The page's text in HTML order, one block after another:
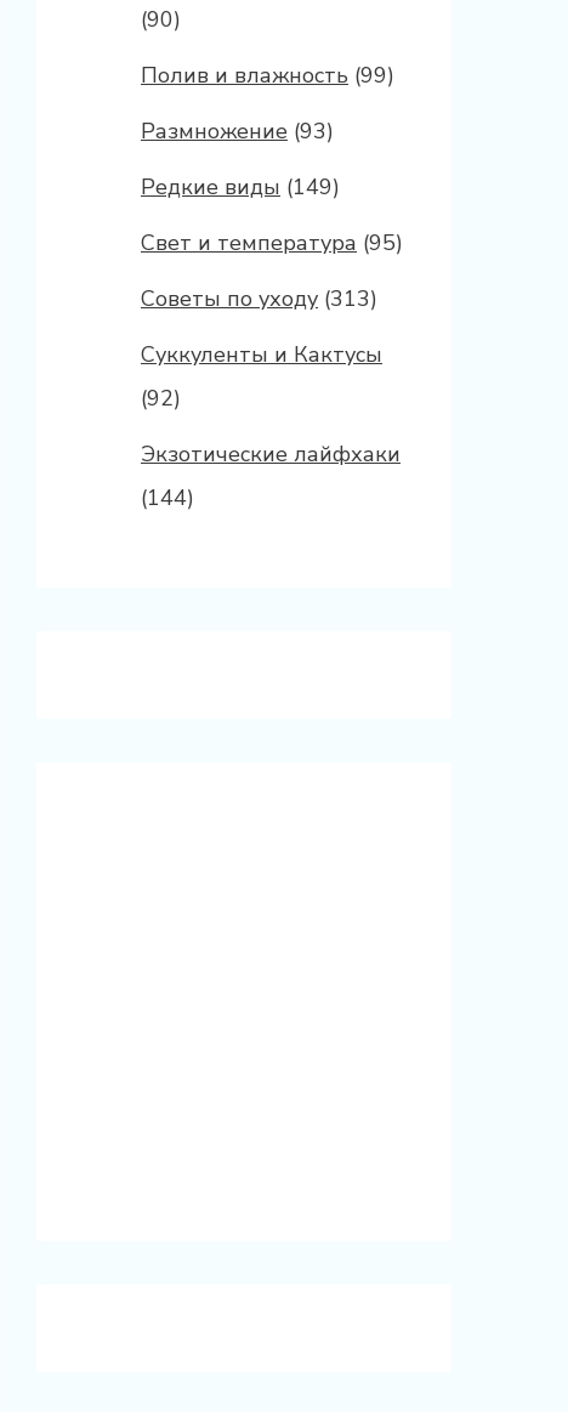
(90)
Полив и влажность (99)
Размножение (93)
Редкие виды (149)
Свет и температура (95)
Советы по уходу (313)
Суккуленты и Кактусы
(92)
Экзотические лайфхаки
(144)